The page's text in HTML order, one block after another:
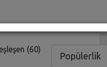
(60)
Popülerlik